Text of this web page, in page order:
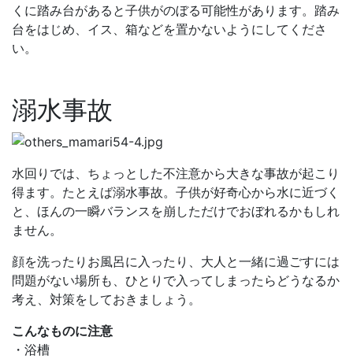
くに踏み台があると子供がのぼる可能性があります。踏み
台をはじめ、イス、箱などを置かないようにしてくださ
い。
溺水事故
水回りでは、ちょっとした不注意から大きな事故が起こり
得ます。たとえば溺水事故。子供が好奇心から水に近づく
と、ほんの一瞬バランスを崩しただけでおぼれるかもしれ
ません。
顔を洗ったりお風呂に入ったり、大人と一緒に過ごすには
問題がない場所も、ひとりで入ってしまったらどうなるか
考え、対策をしておきましょう。
こんなものに注意
・浴槽